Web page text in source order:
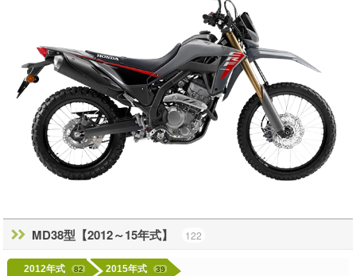
MD38型【2012～15年式】 122
2012年式 82 2015年式 39